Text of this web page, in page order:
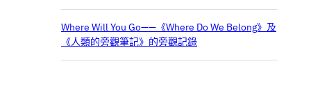
Where Will You Go——《Where Do We Belong》及
《人類的旁觀筆記》的旁觀記錄